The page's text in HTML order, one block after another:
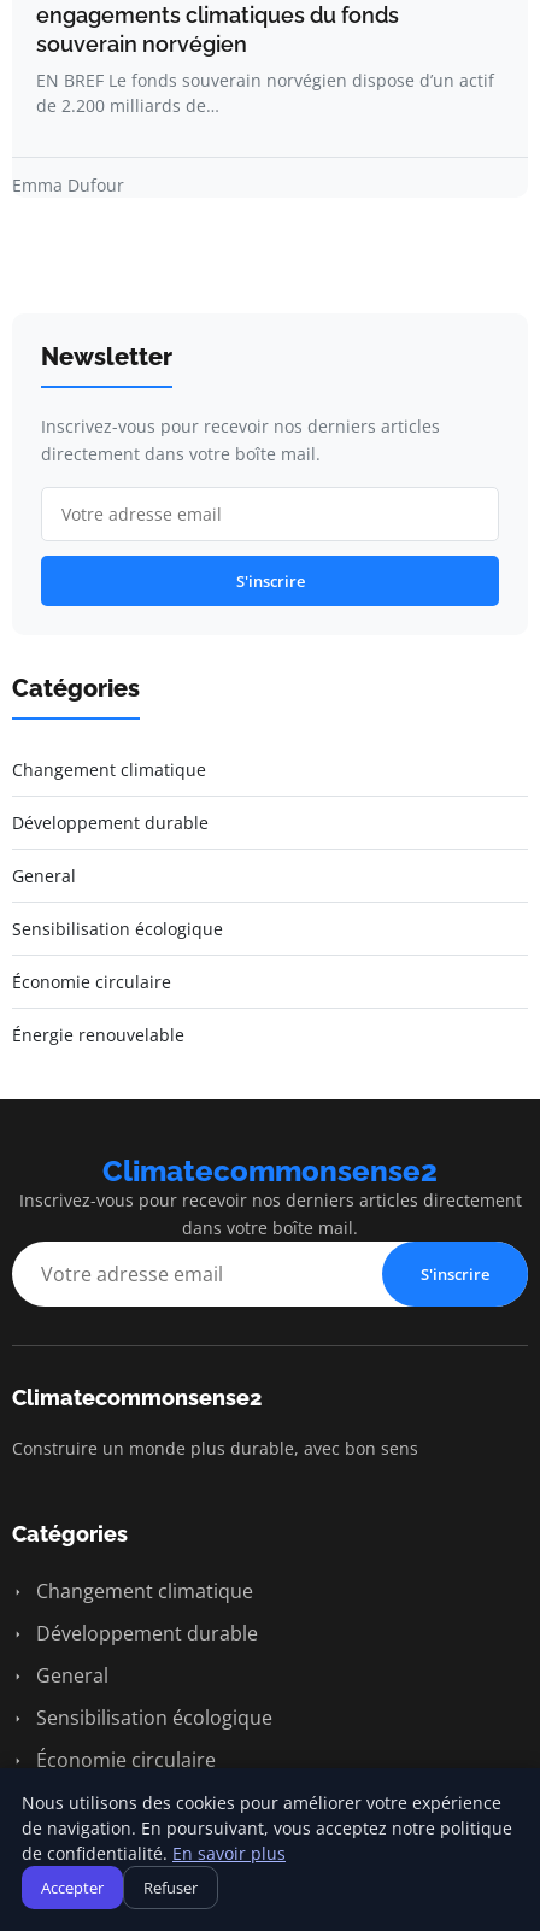
engagements climatiques du fonds
souverain norvégien
EN BREF Le fonds souverain norvégien dispose d’un actif
de 2.200 milliards de…
Emma Dufour
Newsletter
Inscrivez-vous pour recevoir nos derniers articles
directement dans votre boîte mail.
S'inscrire
Catégories
Changement climatique
Développement durable
General
Sensibilisation écologique
Économie circulaire
Énergie renouvelable
Climatecommonsense2
Inscrivez-vous pour recevoir nos derniers articles directement
dans votre boîte mail.
S'inscrire
Climatecommonsense2
Construire un monde plus durable, avec bon sens
Catégories
Changement climatique
Développement durable
General
Sensibilisation écologique
Économie circulaire
Énergie renouvelable
Liens utiles
Nous utilisons des cookies pour améliorer votre expérience
de navigation. En poursuivant, vous acceptez notre politique
de confidentialité. En savoir plus
Accepter Refuser